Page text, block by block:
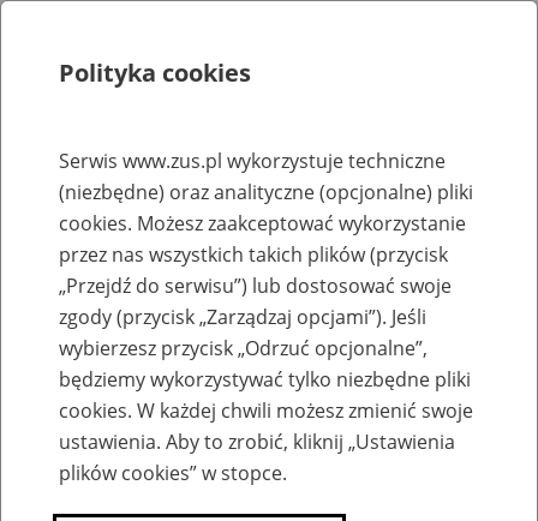
Rejestry, ewidencje i archiwa
Baza zlikwidowanych lub
przekształconych zakładów pracy
Nazwa zakładu pracy:
SZUKAJ
Polityka cookies
Serwis www.zus.pl wykorzystuje techniczne
(niezbędne) oraz analityczne (opcjonalne) pliki
cookies. Możesz zaakceptować wykorzystanie
przez nas wszystkich takich plików (przycisk
„Przejdź do serwisu”) lub dostosować swoje
zgody (przycisk „Zarządzaj opcjami”). Jeśli
wybierzesz przycisk „Odrzuć opcjonalne”,
będziemy wykorzystywać tylko niezbędne pliki
cookies. W każdej chwili możesz zmienić swoje
ustawienia. Aby to zrobić, kliknij „Ustawienia
plików cookies” w stopce.